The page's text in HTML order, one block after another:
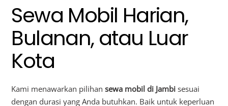
Sewa Mobil Harian,
Bulanan, atau Luar
Kota
Kami menawarkan pilihansewa mobil di Jambi sesuai
dengan durasi yang Anda butuhkan. Baik untuk keperluan